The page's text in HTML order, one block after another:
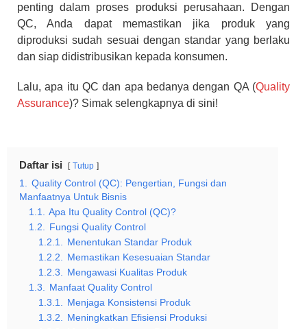
penting dalam proses produksi perusahaan. Dengan
QC, Anda dapat memastikan jika produk yang
diproduksi sudah sesuai dengan standar yang berlaku
dan siap didistribusikan kepada konsumen.
Lalu, apa itu QC dan apa bedanya dengan QA (Quality
Assurance)? Simak selengkapnya di sini!
Daftar isi Tutup
1.
Quality Control (QC): Pengertian, Fungsi dan
Manfaatnya Untuk Bisnis
1.1.
Apa Itu Quality Control (QC)?
1.2.
Fungsi Quality Control
1.2.1.
Menentukan Standar Produk
1.2.2.
Memastikan Kesesuaian Standar
1.2.3.
Mengawasi Kualitas Produk
1.3.
Manfaat Quality Control
1.3.1.
Menjaga Konsistensi Produk
1.3.2.
Meningkatkan Efisiensi Produksi